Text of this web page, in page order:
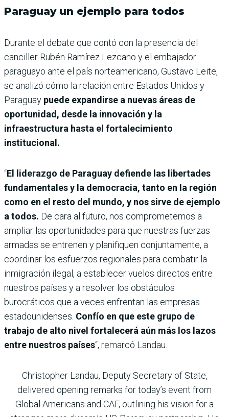
Paraguay un ejemplo para todos
Durante el debate que contó con la presencia del
canciller Rubén Ramírez Lezcano y el embajador
paraguayo ante el país norteamericano, Gustavo Leite,
se analizó cómo la relación entre Estados Unidos y
Paraguay puede expandirse a nuevas áreas de
oportunidad, desde la innovación y la
infraestructura hasta el fortalecimiento
institucional.
“El liderazgo de Paraguay defiende las libertades
fundamentales y la democracia, tanto en la región
como en el resto del mundo, y nos sirve de ejemplo
a todos. De cara al futuro, nos comprometemos a
ampliar las oportunidades para que nuestras fuerzas
armadas se entrenen y planifiquen conjuntamente, a
coordinar los esfuerzos regionales para combatir la
inmigración ilegal, a establecer vuelos directos entre
nuestros países y a resolver los obstáculos
burocráticos que a veces enfrentan las empresas
estadounidenses. Confío en que este grupo de
trabajo de alto nivel fortalecerá aún más los lazos
entre nuestros países“, remarcó Landau.
Christopher Landau, Deputy Secretary of State,
delivered opening remarks for today’s event from
Global Americans and CAF, outlining his vision for a